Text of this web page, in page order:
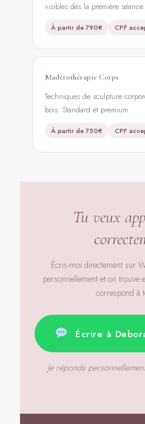
visibles dès la première séance.
À partir de 790€ CPF
Madérothérapie Corps
Techniques de sculpture
bois. Standard et premium.
À partir de 750€ CPF
Tu veux
Écris-moi directement sur
personnellement et on trouve
correspond à
Écrire à
Je réponds